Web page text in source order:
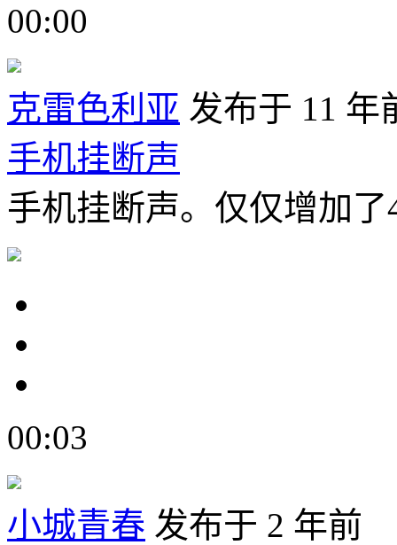
00:00
克雷色利亚 发布于 11 年
手机挂断声
手机挂断声。仅仅增加
00:03
小城青春 发布于 2 年前